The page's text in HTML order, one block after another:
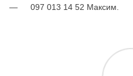
097 013 14 52 Максим.